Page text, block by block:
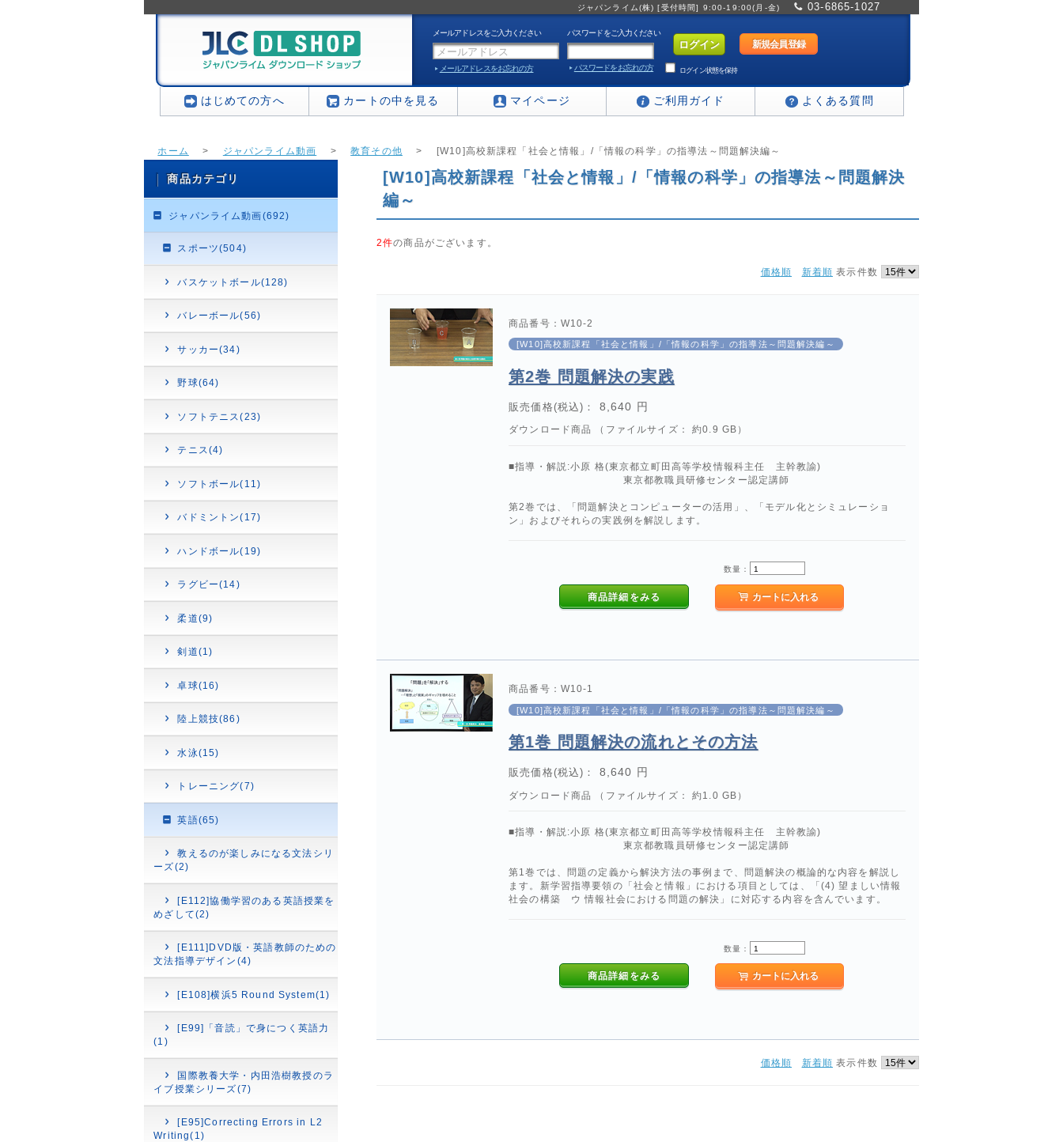
ジャパンライム(株) [受付時間] 9:00-19:00(月-金) 03-6865-1027
メールアドレスをご入力ください パスワードをご入力ください
新規会員登録
メールアドレスをお忘れの方 パスワードをお忘れの方 ログイン状態を保持
はじめての方へ カートの中を見る マイページ ご利用ガイド よくある質問
ホーム > ジャパンライム動画 > 教育その他 > [W10]高校新課程「社会と情報」/「情報の科学」の指導法～問題解決編～
商品カテゴリ
ジャパンライム動画(692)
スポーツ(504)
バスケットボール(128)
バレーボール(56)
サッカー(34)
野球(64)
ソフトテニス(23)
テニス(4)
ソフトボール(11)
バドミントン(17)
ハンドボール(19)
ラグビー(14)
柔道(9)
剣道(1)
卓球(16)
陸上競技(86)
水泳(15)
トレーニング(7)
英語(65)
教えるのが楽しみになる文法シリ
ーズ(2)
[E112]協働学習のある英語授業を
めざして(2)
[E111]DVD版・英語教師のための
文法指導デザイン(4)
[E108]横浜5 Round System(1)
[E99]「音読」で身につく英語力
(1)
国際教養大学・内田浩樹教授のラ
イブ授業シリーズ(7)
[E95]Correcting Errors in L2
Writing(1)
[W10]高校新課程「社会と情報」/「情報の科学」の指導法～問題解決
編～
2件の商品がございます。
価格順 新着順 表示件数
商品番号：W10-2
[W10]高校新課程「社会と情報」/「情報の科学」の指導法～問題解決編～
第2巻 問題解決の実践
販売価格(税込)： 8,640 円
ダウンロード商品 （ファイルサイズ： 約0.9 GB）
■指導・解説:小原 格(東京都立町田高等学校情報科主任 主幹教諭)
東京都教職員研修センター認定講師
第2巻では、「問題解決とコンピューターの活用」、「モデル化とシミュレーショ
ン」およびそれらの実践例を解説します。
商品詳細をみる
数量：
商品番号：W10-1
[W10]高校新課程「社会と情報」/「情報の科学」の指導法～問題解決編～
第1巻 問題解決の流れとその方法
販売価格(税込)： 8,640 円
ダウンロード商品 （ファイルサイズ： 約1.0 GB）
■指導・解説:小原 格(東京都立町田高等学校情報科主任 主幹教諭)
東京都教職員研修センター認定講師
第1巻では、問題の定義から解決方法の事例まで、問題解決の概論的な内容を解説し
ます。新学習指導要領の「社会と情報」における項目としては、「(4) 望ましい情報
社会の構築 ウ 情報社会における問題の解決」に対応する内容を含んでいます。
商品詳細をみる
数量：
価格順 新着順 表示件数